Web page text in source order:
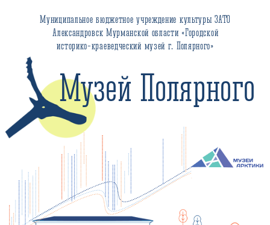
Муниципальное бюджетное учреждение культуры ЗАТО
Александровск Мурманской области «Городской
историко-краеведческий музей г. Полярного»